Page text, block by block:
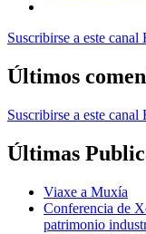
Suscribirse a este canal
Últimos
Suscribirse a este canal
Últimas
Viaxe a Muxía
Conferencia de
patrimonio